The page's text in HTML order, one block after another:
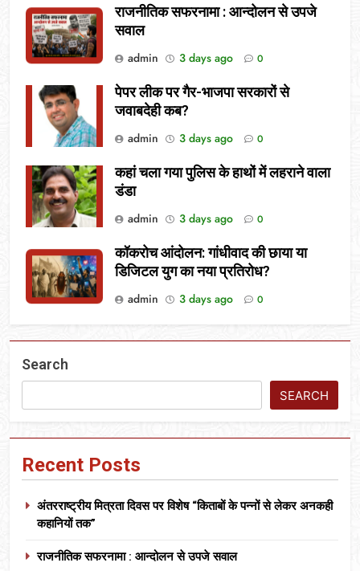
राजनीतिक सफरनामा : आन्दोलन से उपजे
सवाल
admin
3 days ago 0
पेपर लीक पर गैर-भाजपा सरकारों से
जवाबदेही कब?
admin
3 days ago 0
कहां चला गया पुलिस के हाथों में लहराने वाला
डंडा
admin
3 days ago 0
कॉकरोच आंदोलन: गांधीवाद की छाया या
डिजिटल युग का नया प्रतिरोध?
admin
3 days ago 0
Search
SEARCH
Recent Posts
अंतरराष्ट्रीय मित्रता दिवस पर विशेष “किताबों के पन्नों से लेकर अनकही
कहानियों तक”
राजनीतिक सफरनामा : आन्दोलन से उपजे सवाल